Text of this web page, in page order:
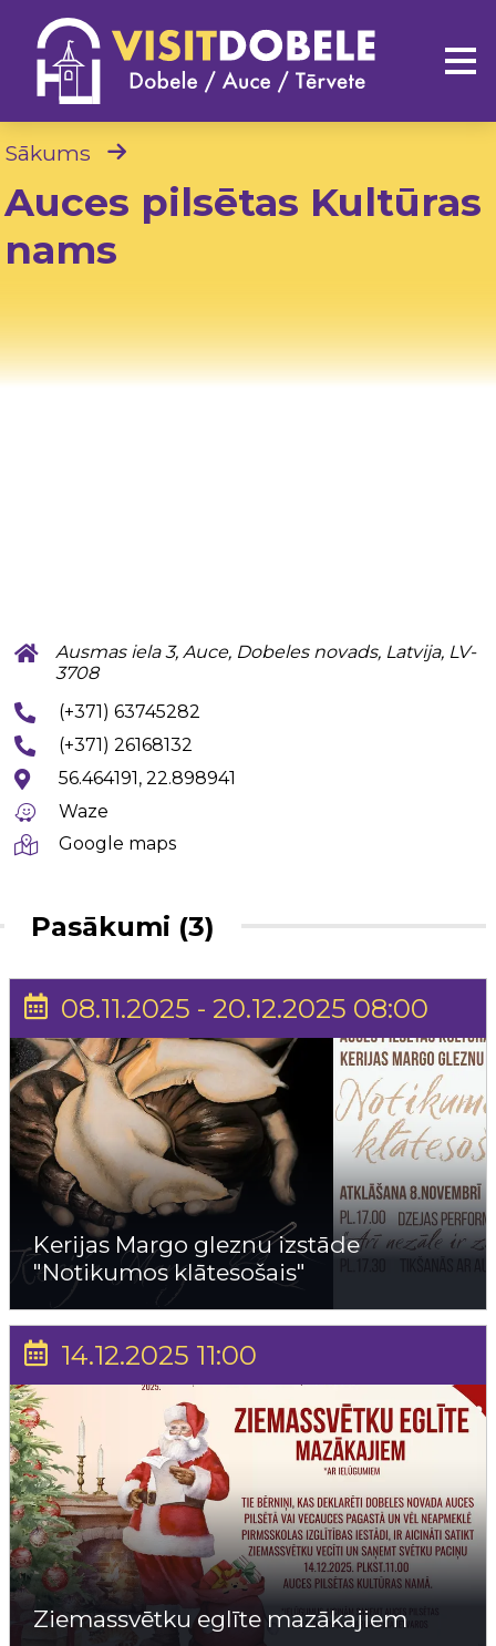
Sākums
Auces pilsētas Kultūras
nams
Ausmas iela 3, Auce, Dobeles novads, Latvija, LV-
3708
(+371) 63745282
(+371) 26168132
56.464191, 22.898941
Waze
Google maps
Pasākumi (3)
08.11.2025 - 20.12.2025 08:00
Kerijas Margo gleznu izstāde
"Notikumos klātesošais"
14.12.2025 11:00
Ziemassvētku eglīte mazākajiem